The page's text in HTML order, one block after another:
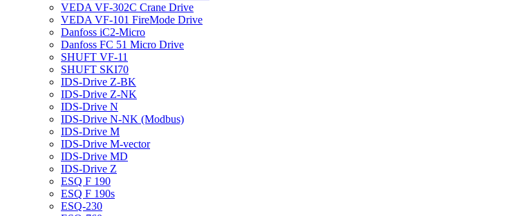
VEDA VF-302C Crane Drive
VEDA VF-101 FireMode Drive
Danfoss iC2-Micro
Danfoss FC 51 Micro Drive
SHUFT VF-11
SHUFT SKI70
IDS-Drive Z-BK
IDS-Drive Z-NK
IDS-Drive N
IDS-Drive N-NK (Modbus)
IDS-Drive M
IDS-Drive M-vector
IDS-Drive MD
IDS-Drive Z
ESQ F 190
ESQ F 190s
ESQ-230